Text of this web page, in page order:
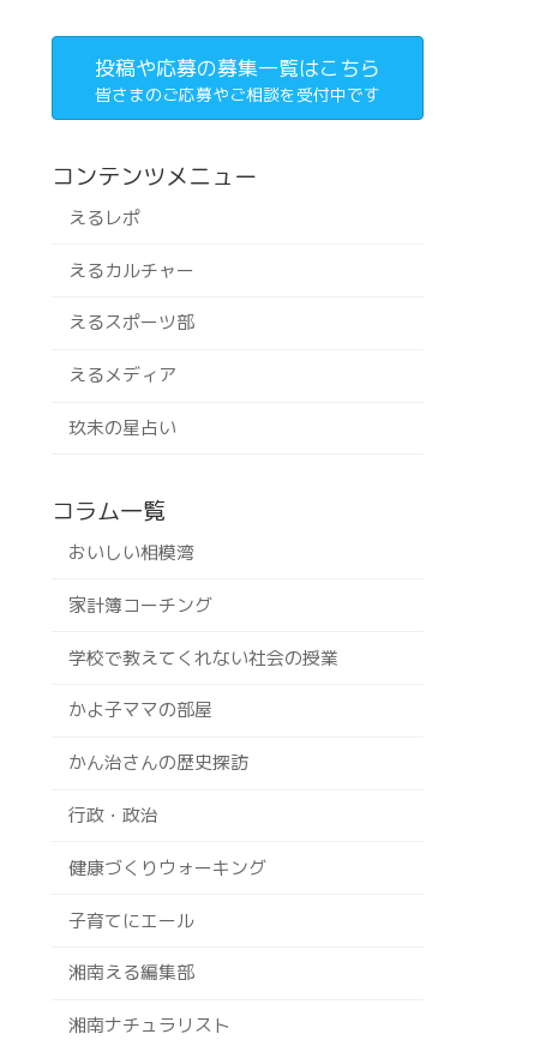
投稿や応募の募集一覧はこちら
皆さまのご応募やご相談を受付中です
コンテンツメニュー
えるレポ
えるカルチャー
えるスポーツ部
えるメディア
玖未の星占い
コラム一覧
おいしい相模湾
家計簿コーチング
学校で教えてくれない社会の授業
かよ子ママの部屋
かん治さんの歴史探訪
行政・政治
健康づくりウォーキング
子育てにエール
湘南える編集部
湘南ナチュラリスト